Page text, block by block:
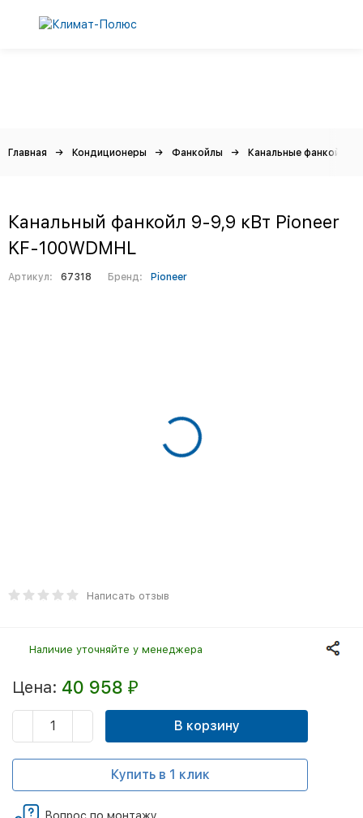
Главная Кондиционеры Фанкойлы Канальные фанкойлы
Канальный фанкойл 9-9,9 кВт Pioneer
KF-100WDMHL
Артикул: 67318 Бренд: Pioneer
Написать отзыв
Наличие уточняйте у менеджера
Цена: 40 958 ₽
В корзину
Купить в 1 клик